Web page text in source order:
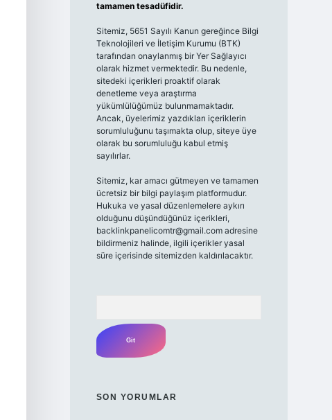
tamamen tesadüfidir.
Sitemiz, 5651 Sayılı Kanun gereğince Bilgi
Teknolojileri ve İletişim Kurumu (BTK)
tarafından onaylanmış bir Yer Sağlayıcı
olarak hizmet vermektedir. Bu nedenle,
sitedeki içerikleri proaktif olarak
denetleme veya araştırma
yükümlülüğümüz bulunmamaktadır.
Ancak, üyelerimiz yazdıkları içeriklerin
sorumluluğunu taşımakta olup, siteye üye
olarak bu sorumluluğu kabul etmiş
sayılırlar.
Sitemiz, kar amacı gütmeyen ve tamamen
ücretsiz bir bilgi paylaşım platformudur.
Hukuka ve yasal düzenlemelere aykırı
olduğunu düşündüğünüz içerikleri,
backlinkpanelicomtr@gmail.comadresine
bildirmeniz halinde, ilgili içerikler yasal
süre içerisinde sitemizden kaldırılacaktır.
SON YORUMLAR